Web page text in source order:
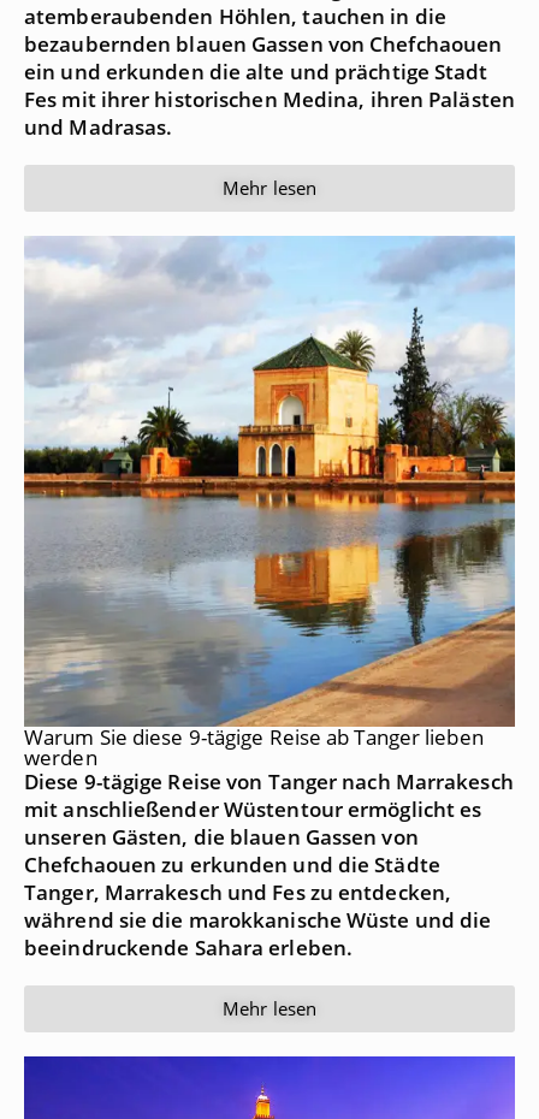
atemberaubenden Höhlen, tauchen in die
bezaubernden blauen Gassen von Chefchaouen
ein und erkunden die alte und prächtige Stadt
Fes mit ihrer historischen Medina, ihren Palästen
und Madrasas.
Mehr lesen
Warum Sie diese 9-tägige Reise ab Tanger lieben
werden
Diese 9-tägige Reise von Tanger nach Marrakesch
mit anschließender Wüstentour ermöglicht es
unseren Gästen, die blauen Gassen von
Chefchaouen zu erkunden und die Städte
Tanger, Marrakesch und Fes zu entdecken,
während sie die marokkanische Wüste und die
beeindruckende Sahara erleben.
Mehr lesen